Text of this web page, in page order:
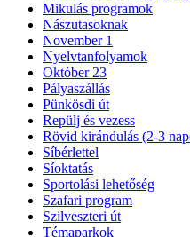
Mikulás programok
Nászutasoknak
November 1
Nyelvtanfolyamok
Október 23
Pályaszállás
Pünkösdi út
Repülj és vezess
Rövid kirándulás (2-3
Síbérlettel
Síoktatás
Sportolási lehetőség
Szafari program
Szilveszteri út
Témaparkok